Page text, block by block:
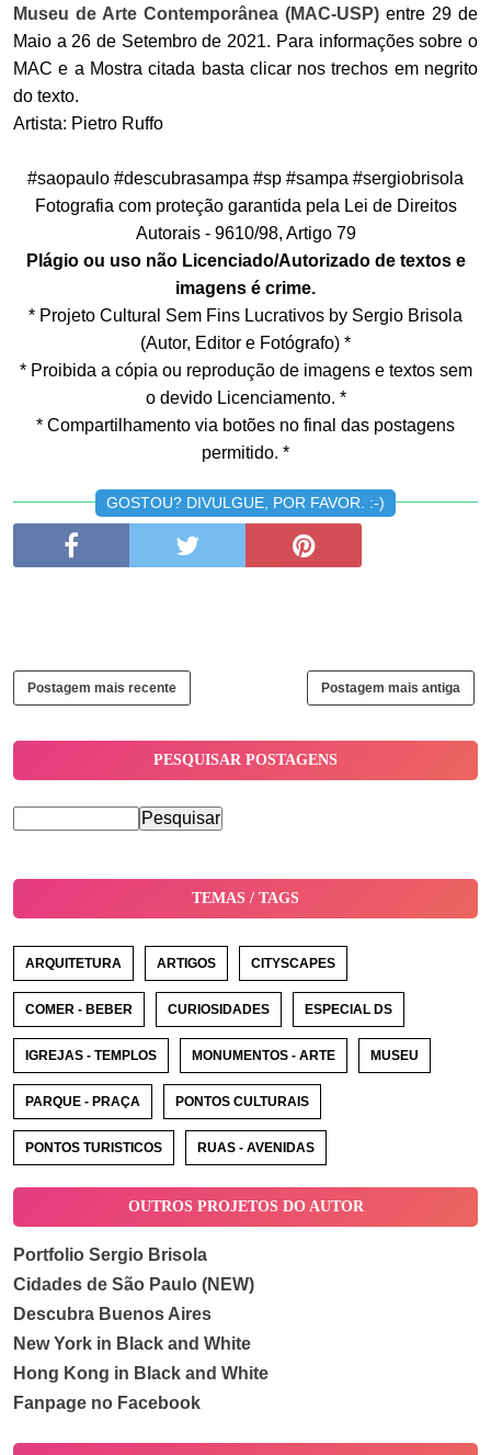
Museu de Arte Contemporânea (MAC-USP) entre 29 de
Maio a 26 de Setembro de 2021. Para informações sobre o
MAC e a Mostra citada basta clicar nos trechos em negrito
do texto.
Artista: Pietro Ruffo
#saopaulo #descubrasampa #sp #sampa #sergiobrisola
Fotografia com proteção garantida pela Lei de Direitos
Autorais - 9610/98, Artigo 79
Plágio ou uso não Licenciado/Autorizado de textos e
imagens é crime.
* Projeto Cultural Sem Fins Lucrativos by Sergio Brisola
(Autor, Editor e Fotógrafo) *
* Proibida a cópia ou reprodução de imagens e textos sem
o devido Licenciamento. *
* Compartilhamento via botões no final das postagens
permitido. *
GOSTOU? DIVULGUE, POR FAVOR. :-)
Postagem mais recente Postagem mais antiga
PESQUISAR POSTAGENS
TEMAS / TAGS
ARQUITETURA ARTIGOS CITYSCAPES
COMER - BEBER CURIOSIDADES ESPECIAL DS
IGREJAS - TEMPLOS MONUMENTOS - ARTE MUSEU
PARQUE - PRAÇA PONTOS CULTURAIS
PONTOS TURISTICOS RUAS - AVENIDAS
OUTROS PROJETOS DO AUTOR
Portfolio Sergio Brisola
Cidades de São Paulo (NEW)
Descubra Buenos Aires
New York in Black and White
Hong Kong in Black and White
Fanpage no Facebook